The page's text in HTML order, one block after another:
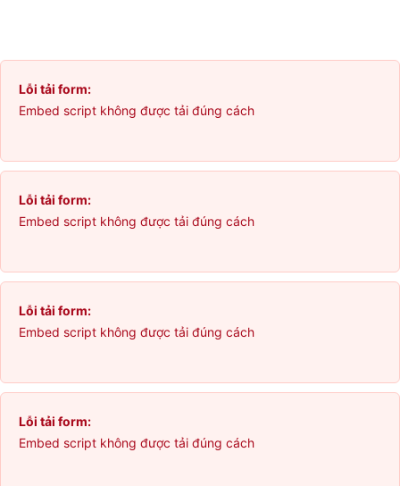
Lỗi tải form:
Embed script không được tải đúng cách
Lỗi tải form:
Embed script không được tải đúng cách
Lỗi tải form:
Embed script không được tải đúng cách
Lỗi tải form:
Embed script không được tải đúng cách